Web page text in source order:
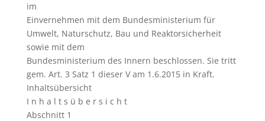
im
Einvernehmen mit dem Bundesministerium für
Umwelt, Naturschutz, Bau und Reaktorsicherheit
sowie mit dem
Bundesministerium des Innern beschlossen. Sie tritt
gem. Art. 3 Satz 1 dieser V am 1.6.2015 in Kraft.
Inhaltsübersicht
I n h a l t s ü b e r s i c h t
Abschnitt 1